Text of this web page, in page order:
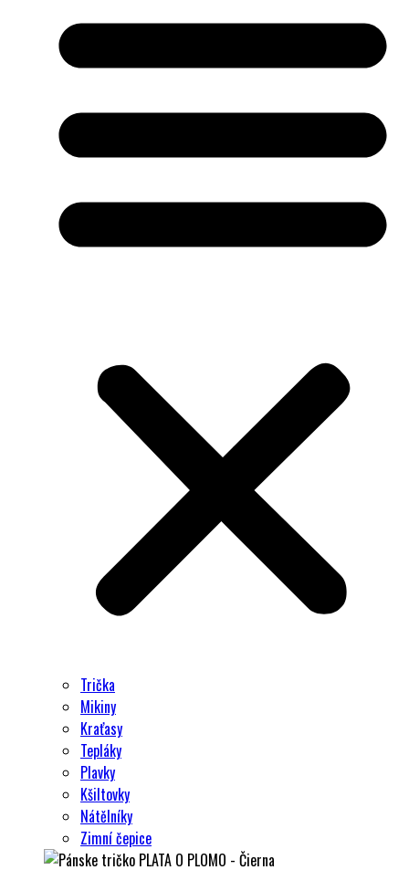
Trička
Mikiny
Kraťasy
Tepláky
Plavky
Kšiltovky
Nátělníky
Zimní čepice